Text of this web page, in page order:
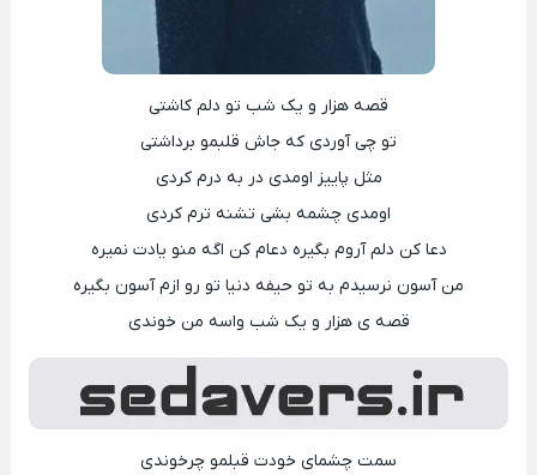
قصه هزار و یک شب تو دلم کاشتی
تو چی آوردی که جاش قلبمو برداشتی
مثل پاییز اومدی در به درم کردی
اومدی چشمه بشی تشنه ترم کردی
دعا کن دلم آروم بگیره دعام کن اگه منو یادت نمیره
من آسون نرسیدم به تو حیفه دنیا تو رو ازم آسون بگیره
قصه ی هزار و یک شب واسه من خوندی
سمت چشمای خودت قبلمو چرخوندی